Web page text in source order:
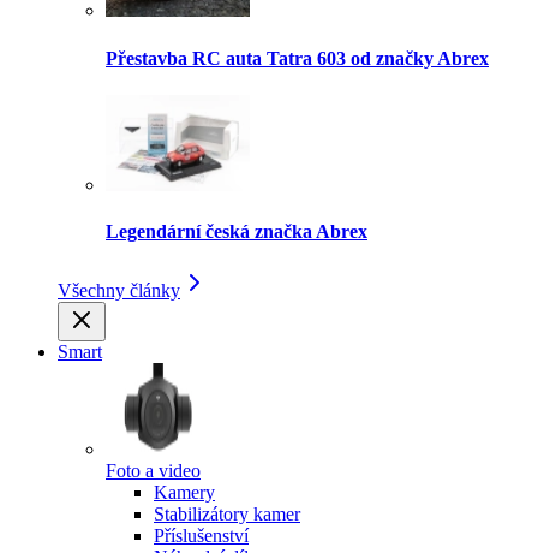
Přestavba RC auta Tatra 603 od značky Abrex
Legendární česká značka Abrex
Všechny články
Smart
Foto a video
Kamery
Stabilizátory kamer
Příslušenství